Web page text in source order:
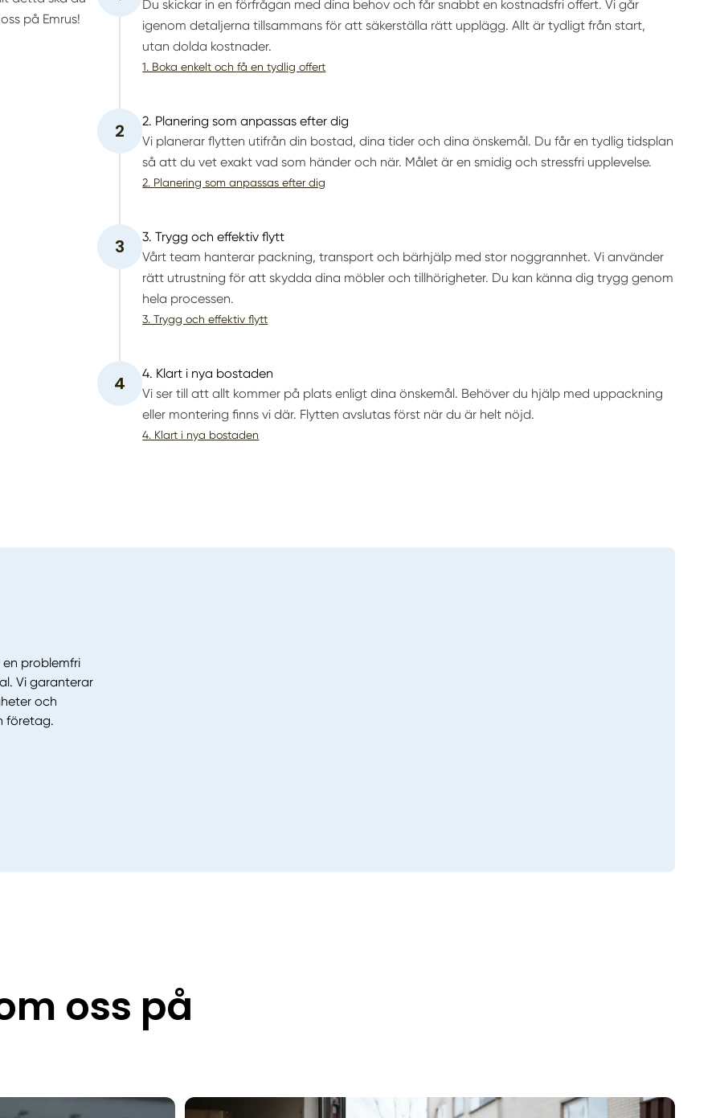
på Emrus!
Du skickar in en förfrågan med dina behov och får snabbt en kostnadsfri offert. Vi går
igenom detaljerna tillsammans för att säkerställa rätt upplägg. Allt är tydligt från start,
utan dolda kostnader.
1. Boka enkelt och få en tydlig offert
2
2. Planering som anpassas efter dig
Vi planerar flytten utifrån din bostad, dina tider och dina önskemål. Du får en tydlig tidsplan
så att du vet exakt vad som händer och när. Målet är en smidig och stressfri upplevelse.
2. Planering som anpassas efter dig
3
3. Trygg och effektiv flytt
Vårt team hanterar packning, transport och bärhjälp med stor noggrannhet. Vi använder
rätt utrustning för att skydda dina möbler och tillhörigheter. Du kan känna dig trygg genom
hela processen.
3. Trygg och effektiv flytt
4
4. Klart i nya bostaden
Vi ser till att allt kommer på plats enligt dina önskemål. Behöver du hjälp med uppackning
eller montering finns vi där. Flytten avslutas först när du är helt nöjd.
4. Klart i nya bostaden
en problemfri
Vi garanterar
och
företag.
oss på